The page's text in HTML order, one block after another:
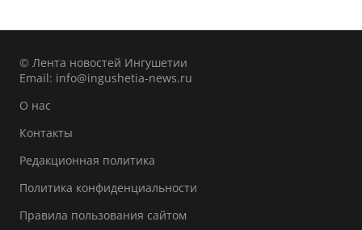
© Лента новостей Ингушетии
Email: info@ingushetia-news.ru
О нас
Контакты
Редакционная политика
Политика конфиденциальности
Правила пользования сайтом